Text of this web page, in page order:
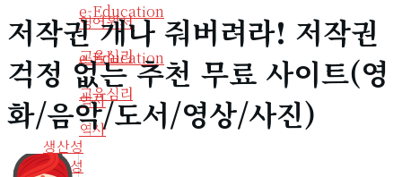
e-Education
교육심리
역사
생산성
영어원서
e-Education
교육심리
역사
생산성
저작권 개나 줘버려라! 저작권
걱정 없는 추천 무료 사이트(영
화/음악/도서/영상/사진)